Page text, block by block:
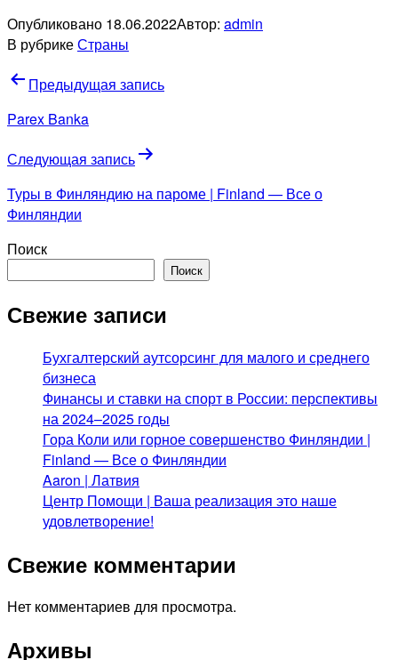
Опубликовано 18.06.2022Автор: admin
В рубрикеСтраны
Навигация
по
Предыдущая запись
Parex Banka
Следующая запись
Туры в Финляндию на пароме | Finland — Все о
Финляндии
Поиск
Поиск
Свежие записи
Бухгалтерский аутсорсинг для малого и среднего
бизнеса
Финансы и ставки на спорт в России: перспективы
на 2024–2025 годы
Гора Коли или горное совершенство Финляндии |
Finland — Все о Финляндии
Aaron | Латвия
Центр Помощи | Ваша реализация это наше
удовлетворение!
Свежие комментарии
Нет комментариев для просмотра.
Архивы